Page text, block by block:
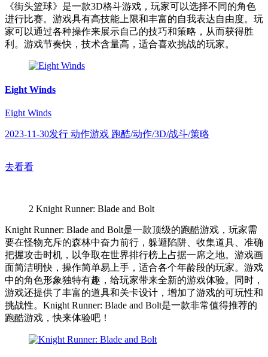
《街头篮球》是一款3D格斗游戏，玩家可以选择不同的角色
进行比赛。游戏具有高技能上限和丰富的自我表达自由度。玩
家可以通过各种操作来展示自己的技巧和策略，从而获得胜
利。游戏节奏快，技术含量高，适合喜欢挑战的玩家。
Eight Winds
Eight Winds
2023-11-30发行 动作游戏 跑酷/动作/3D/战斗/策略
去看看
2 Knight Runner: Blade and Bolt
Knight Runner: Blade and Bolt是一款顶级的跑酷游戏，玩家需
要在怪物充斥的森林中奋力前行，躲避陷阱、收集道具、准确
把握攻击时机，以争取在世界排行榜上占据一席之地。游戏画
面简洁明快，操作简单易上手，适合各个年龄段的玩家。游戏
中的角色形象独特有趣，给玩家带来全新的游戏体验。同时，
游戏还提供了丰富的道具和关卡设计，增加了游戏的可玩性和
挑战性。Knight Runner: Blade and Bolt是一款非常值得推荐的
跑酷游戏，快来体验吧！